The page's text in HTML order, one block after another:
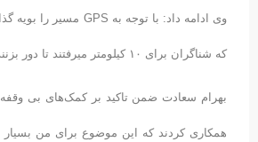
که شناگران برای ۱۰ کیلومتر میرفتند تا دور بزنند یک بویه سفید گذاشتیم و این نخستین باری بود که استاندارد مسافت رعایت می‌شد.
بهرام سعادت ضمن تاکید بر کمک‌های بی وقفه
همکاری کردند که این موضوع برای من بسیار